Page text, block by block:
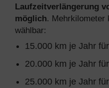
Laufzeitverlängerung
möglich. Mehrkilometer
wählbar:
15.000 km je Jahr
20.000 km je Jahr
25.000 km je Jahr